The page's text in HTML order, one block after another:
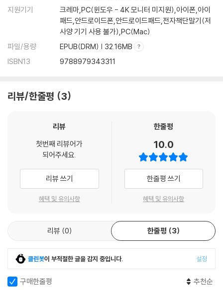
지원기기
크레마,PC(윈도우 - 4K 모니터 미지원),아이폰,아이
패드,안드로이드폰,안드로이드패드,전자책단말기(저
사양 기기 사용 불가),PC(Mac)
파일/용량
EPUB(DRM) | 32.16MB
ISBN13
9788979343311
리뷰/한줄평 3
리뷰
첫번째 리뷰어가
되어주세요.
리뷰 쓰기
혜택 및 유의사항
한줄평
10.0
한줄평 쓰기
혜택 및 유의사항
리뷰 0 한줄평 3
클린봇이 부적절한 글을 감지 중입니다. 설정
구매한줄평 추천순